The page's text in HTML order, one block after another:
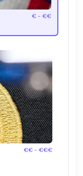
€ - €€
€€ - €€€